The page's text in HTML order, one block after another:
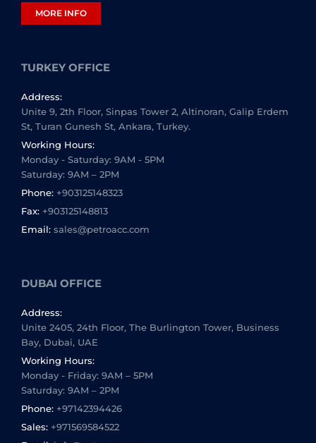
MORE INFO
TURKEY OFFICE
Address:
Unite 9, 2th Floor, Sinpas Tower 2, Altinoran, Galip Erdem
St, Turan Gunesh St, Ankara, Turkey.
Working Hours:
Monday - Saturday: 9AM - 5PM
Saturday: 9AM – 2PM
Phone: +903125148323
Fax: +903125148813
Email: sales@petroacc.com
DUBAI OFFICE
Address:
Unite 2405, 24th Floor, The Burlington Tower, Business
Bay, Dubai, UAE
Working Hours:
Monday - Friday: 9AM – 5PM
Saturday: 9AM – 2PM
Phone: +97142394426
Sales: +971569584522